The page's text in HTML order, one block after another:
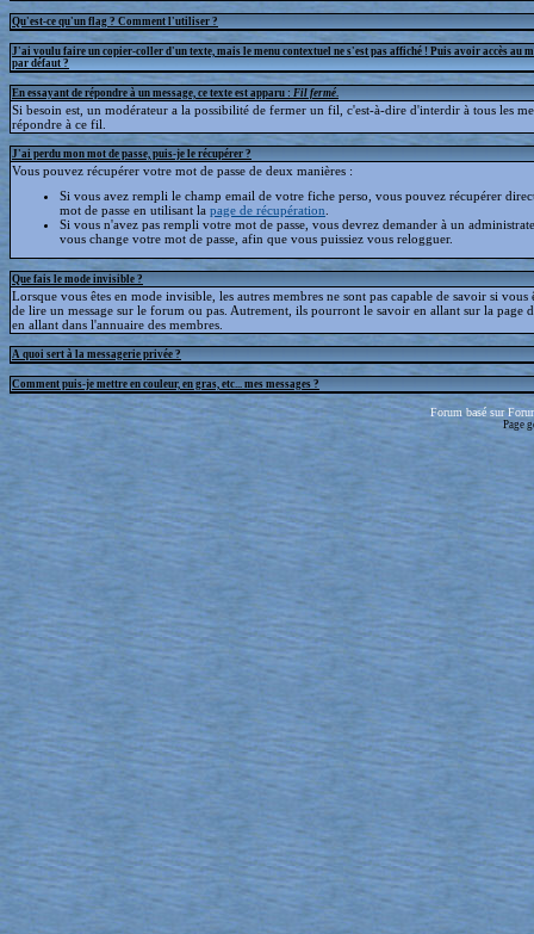
Qu'est-ce qu'un flag ? Comment l'utiliser ?
J'ai voulu faire un copier-coller d'un texte, mais le menu contextuel ne s'est pas affiché ! Puis avoir accès au
par défaut ?
En essayant de répondre à un message, ce texte est apparu : Fil fermé
Si besoin est, un modérateur a la possibilité de fermer un fil, c'est-à-dire d'interdir à tous les
répondre à ce fil.
J'ai perdu mon mot de passe, puis-je le récupérer ?
Vous pouvez récupérer votre mot de passe de deux manières :
Si vous avez rempli le champ email de votre fiche perso, vous pouvez récupérer
mot de passe en utilisant la page de récupération
Si vous n'avez pas rempli votre mot de passe, vous devrez demander à un
vous change votre mot de passe, afin que vous puissiez vous relogguer.
Que fais le mode invisible ?
Lorsque vous êtes en mode invisible, les autres membres ne sont pas capable de savoir si vous
de lire un message sur le forum ou pas. Autrement, ils pourront le savoir en allant sur la page
en allant dans l'annuaire des membres.
A quoi sert à la messagerie privée ?
Comment puis-je mettre en couleur, en gras, etc... mes messages ?
Forum basé sur
Page